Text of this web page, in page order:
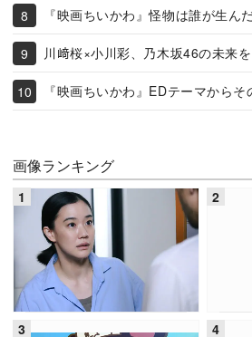
『映画ちいかわ』怪物は誰が生ん
川﨑桜×小川彩、乃木坂46の未来
『映画ちいかわ』EDテーマからそ
画像ランキング